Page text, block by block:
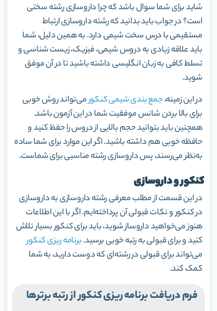
شاید برای شما سوال باشد که چرا داروسازی رشته سختی
است؟ در جواب باید بدانید که رشته داروسازی ارتباط
مستقیمی با درس سخت شیمی دارد. به همین دلیل، شما
باید علاقه زیادی به دروس شیمی، فیزیک، زیست شناسی و
تسلط کافی به زبان انگلیسی داشته باشید تا در آن موفق
شوید.
در این زمینه،جمع بندی شیمی کنکورمی‌تواند روش خوبی
برای بالا بردن شانس موفقیت شما در این آزمون باشد.
همچنین باید بتوانید حجم بالایی از دروس را حفظ کنید و
حافظه خوبی هم داشته باشید. اگر این موارد برای شما ساده
به‌نظر می‌رسند، پس داروسازی رشته مناسبی برای شماست.
کنکور و داروسازی
در این قسمت از مطلب معرفی رشته داروسازی به داروسازی
در کنکور و نکات قبولی آن پرداخته‌ایم. اگر با این اطلاعات
هنوز می‌خواهید داروساز شوید، باید برای کنکور بسیار تلاش
کنید و برای قبولی به رتبه خوبی برسید.برنامه ریزی کنکور
می‌تواند برای قبولی در رشته‌ای که دوست دارید، به شما
کمک کند.
فرم دریافت برنامه ریزی کنکور از رتبه برترها